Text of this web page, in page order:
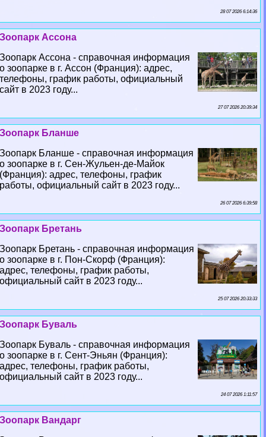
28 07 2026 6:14:36
Зоопарк Ассона
Зоопарк Ассона - справочная информация
о зоопарке в г. Ассон (Франция): адрес,
телефоны, график работы, официальный
сайт в 2023 году...
27 07 2026 20:39:34
Зоопарк Бланше
Зоопарк Бланше - справочная информация
о зоопарке в г. Сен-Жульен-де-Майок
(Франция): адрес, телефоны, график
работы, официальный сайт в 2023 году...
26 07 2026 6:39:58
Зоопарк Бретань
Зоопарк Бретань - справочная информация
о зоопарке в г. Пон-Скорф (Франция):
адрес, телефоны, график работы,
официальный сайт в 2023 году...
25 07 2026 20:33:33
Зоопарк Буваль
Зоопарк Буваль - справочная информация
о зоопарке в г. Сент-Эньян (Франция):
адрес, телефоны, график работы,
официальный сайт в 2023 году...
24 07 2026 1:11:57
Зоопарк Вандарг